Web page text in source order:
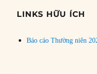
đề
LINKS HỮU ÍCH
Báo cáo Thường niên